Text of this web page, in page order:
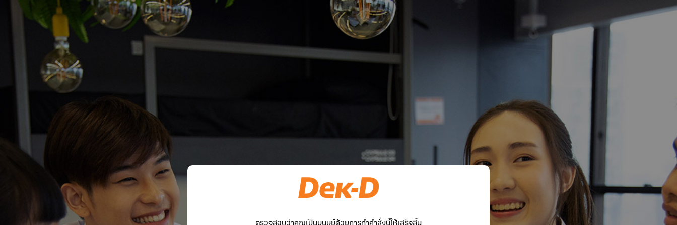
ตรวจสอบว่าคุณเป็นมนุษย์ด้วยการทำคำสั่งนี้ให้เสร็จสิ้น